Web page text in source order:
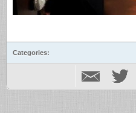
Categories: